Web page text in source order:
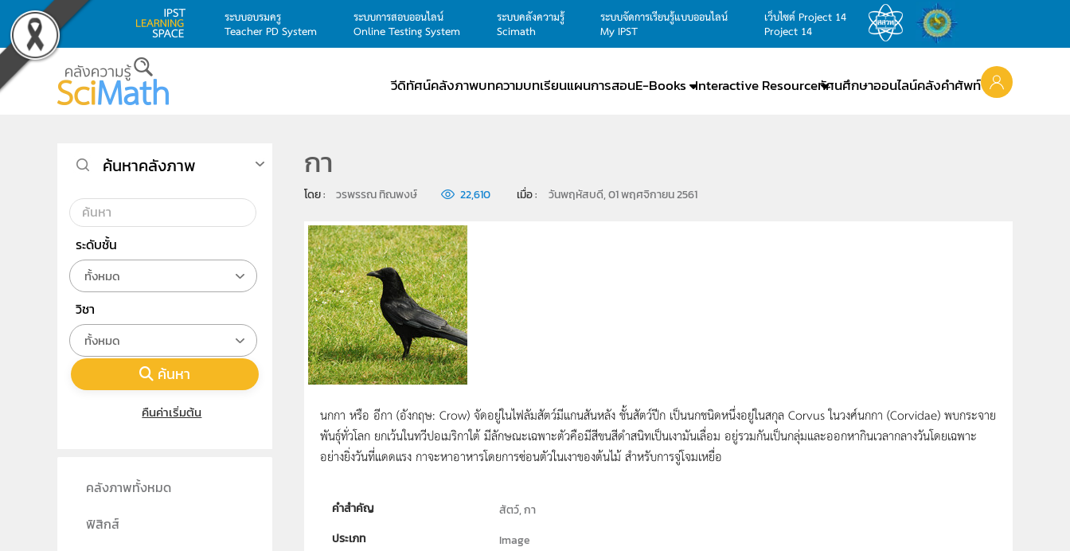
Skip to main content
ระบบอบรมครู
Teacher PD System
ระบบการสอบออนไลน์
Online Testing System
ระบบคลังความรู้
Scimath
ระบบจัดการเรียนรู้แบบออนไลน์
My IPST
เว็บไซต์ Project 14
Project 14
วีดิทัศน์คลังภาพบทความบทเรียนแผนการสอนE-Books Interactive Resourceทัศนศึกษาออนไลน์คลังคำศัพท์
กา
โดย : วรพรรณ ทิณพงษ์ 22,610 เมื่อ : วันพฤหัสบดี, 01 พฤศจิกายน 2561
นกกา หรือ อีกา (อังกฤษ: Crow) จัดอยู่ในไฟลัมสัตว์มีแกนสันหลัง ชั้นสัตว์ปีก เป็นนกชนิดหนึ่งอยู่ในสกุล Corvus ในวงศ์นกกา (Corvidae) พบกระจาย
พันธุ์ทั่วโลก ยกเว้นในทวีปอเมริกาใต้ มีลักษณะเฉพาะตัวคือมีสีขนสีดำสนิทเป็นเงามันเลื่อม อยู่รวมกันเป็นกลุ่มและออกหากินเวลากลางวันโดยเฉพาะ
อย่างยิ่งวันที่แดดแรง กาจะหาอาหารโดยการซ่อนตัวในเงาของต้นไม้ สำหรับการจู่โจมเหยื่อ
คำสำคัญ
สัตว์, กา
ประเภท
Image
ค้นหาคลังภาพ
ระดับชั้น
ทั้งหมด
วิชา
ทั้งหมด
ค้นหา
คืนค่าเริ่มต้น
คลังภาพทั้งหมด
ฟิสิกส์